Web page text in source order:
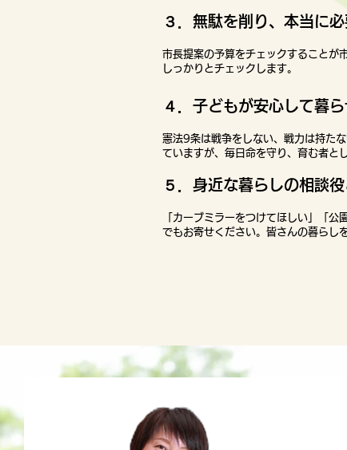
３．無駄を削り、本当に
市長提案の予算をチェックすることが
しっかりとチェックします。
４．子どもが安心して暮
憲法9条は戦争をしない、戦力は持た
ていますが、 毎日命を守り、育む者と
５．身近な暮らしの相談
「カーブミラーをつけてほしい」「
でもお寄せください。 皆さんの暮らし